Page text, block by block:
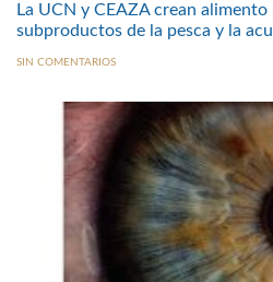
La UCN y CEAZA crean
subproductos de la pesca y la
SIN COMENTARIOS